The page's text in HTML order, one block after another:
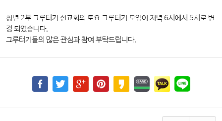
청년 2부 그루터기 선교회의 토요 그루터기 모임이 저녁 6시에서 5시로 변
경 되었습니다.
그루터기들의 많은 관심과 참여 부탁드립니다.